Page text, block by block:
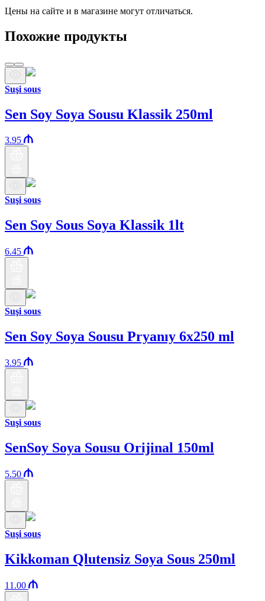
Цены на сайте и в магазине могут отличаться.
Похожие продукты
Suşi sous
Sen Soy Soya Sousu Klassik 250ml
3.95
Suşi sous
Sen Soy Sous Soya Klassik 1lt
6.45
Suşi sous
Sen Soy Soya Sousu Pryanıy 6x250 ml
3.95
Suşi sous
SenSoy Soya Sousu Orijinal 150ml
5.50
Suşi sous
Kikkoman Qlutensiz Soya Sous 250ml
11.00